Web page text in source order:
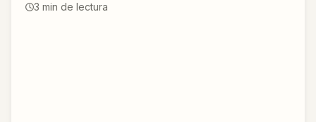
3 min de lectura